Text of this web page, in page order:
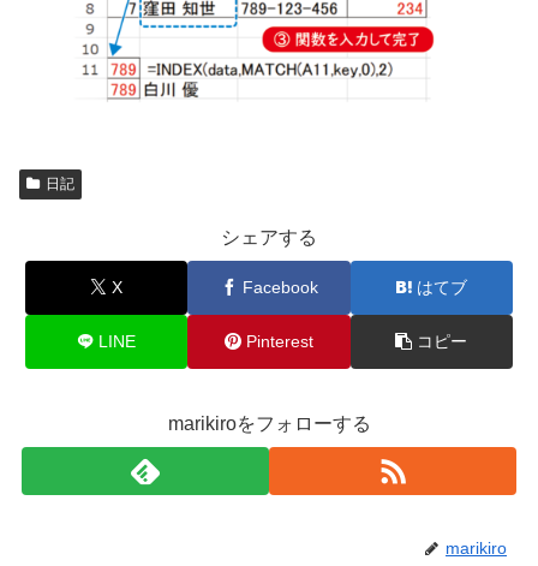
日記
シェアする
X Facebook はてブ
LINE Pinterest コピー
marikiroをフォローする
marikiro